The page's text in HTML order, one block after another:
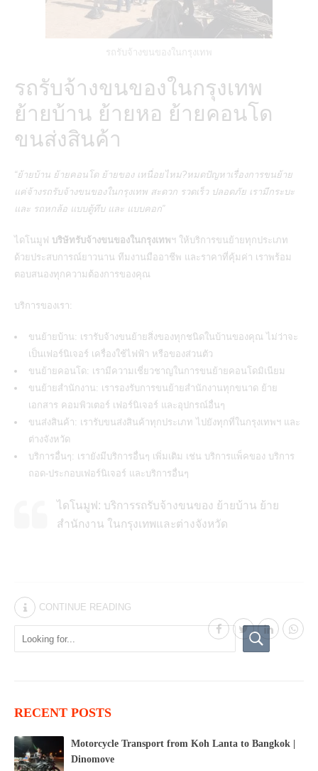
รถรับจ้างขนของในกรุงเทพ
รถรับจ้างขนของในกรุงเทพ
ย้ายบ้าน ย้ายหอ ย้ายคอนโด
ขนส่งสินค้า
“ย้ายบ้าน ย้ายคอนโด ย้ายของ เหนื่อยไหม?หมดปัญหาเรื่องการขนย้าย
แค่จ้างรถรับจ้างขนของในกรุงเทพ สะดวก รวดเร็ว ปลอดภัย เรามีกระบะ
และ รถหกล้อ แบบตู้ทึบ และ แบบคอก”
ไดโนมูฟ บริษัทรับจ้างขนของในกรุงเทพฯ ให้บริการขนย้ายทุกประเภท
ด้วยประสบการณ์ยาวนาน ทีมงานมืออาชีพ และราคาที่คุ้มค่า เราพร้อม
ตอบสนองทุกความต้องการของคุณ
บริการของเรา:
ขนย้ายบ้าน: เรารับจ้างขนย้ายสิ่งของทุกชนิดในบ้านของคุณ ไม่ว่าจะ
เป็นเฟอร์นิเจอร์ เครื่องใช้ไฟฟ้า หรือของส่วนตัว
ขนย้ายคอนโด: เรามีความเชี่ยวชาญในการขนย้ายคอนโดมิเนียม
ขนย้ายสำนักงาน: เรารองรับการขนย้ายสำนักงานทุกขนาด ย้าย
เอกสาร คอมพิวเตอร์ เฟอร์นิเจอร์ และอุปกรณ์อื่นๆ
ขนส่งสินค้า: เรารับขนส่งสินค้าทุกประเภท ไปยังทุกที่ในกรุงเทพฯ และ
ต่างจังหวัด
บริการอื่นๆ: เรายังมีบริการอื่นๆ เพิ่มเติม เช่น บริการแพ็คของ บริการ
ถอด-ประกอบเฟอร์นิเจอร์ และบริการอื่นๆ
ไดโนมูฟ: บริการรถรับจ้างขนของ ย้ายบ้าน ย้าย
สำนักงาน ในกรุงเทพและต่างจังหวัด
CONTINUE READING
RECENT POSTS
Motorcycle Transport from Koh Lanta to Bangkok |
Dinomove